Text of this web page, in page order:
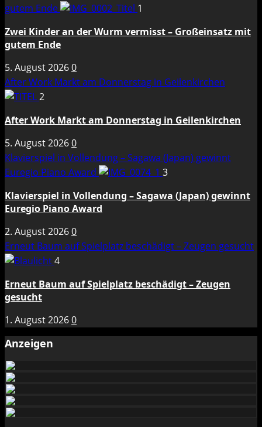
gutem Ende
1
Zwei Kinder an der Wurm vermisst – Großeinsatz mit
gutem Ende
5. August 20260
After Work Markt am Donnerstag in Geilenkirchen
2
After Work Markt am Donnerstag in Geilenkirchen
5. August 20260
Klavierspiel in Vollendung – Sagawa (Japan) gewinnt
Euregio Piano Award
3
Klavierspiel in Vollendung – Sagawa (Japan) gewinnt
Euregio Piano Award
2. August 20260
Erneut Baum auf Spielplatz beschädigt – Zeugen gesucht
4
Erneut Baum auf Spielplatz beschädigt – Zeugen
gesucht
1. August 20260
Anzeigen